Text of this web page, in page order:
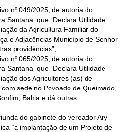
nº 049/2025, de autoria do
Santana, que “Declara Utilidade
da Agricultura Familiar do
e Adjacências Município de Senhor
providências”;
nº 065/2025, de autoria do
Santana, que “Declara Utilidade
dos Agricultores (as) de
sede no Povoado de Queimado,
Bahia e dá outras
do gabinete do vereador Ary
“a implantação de um Projeto de